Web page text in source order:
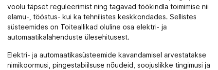
voolu täpset reguleerimist ning tagavad töökindla toimimise nii
elamu-, tööstus- kui ka tehnilistes keskkondades. Sellistes
süsteemides on Toiteallikad oluline osa elektri- ja
automaatikalahenduste ülesehitusest.
Elektri- ja automaatikasüsteemide kavandamisel arvestatakse
nimikoormusi, pingestabiilsuse nõudeid, soojuslikke tingimusi ja